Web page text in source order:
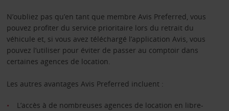
N’oubliez pas qu’en tant que membre Avis Preferred, vous
pouvez profiter du service prioritaire lors du retrait du
véhicule et, si vous avez téléchargé l’application Avis, vous
pouvez l’utiliser pour éviter de passer au comptoir dans
certaines agences de location.
Les autres avantages Avis Preferred incluent :
L’accès à de nombreuses agences de location en libre-